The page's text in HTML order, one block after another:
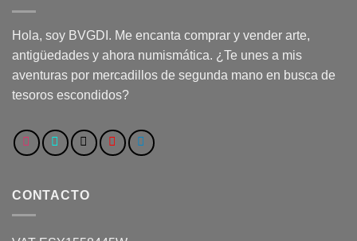
Hola, soy BVGDI. Me encanta comprar y vender arte,
antigüedades y ahora numismática. ¿Te unes a mis
aventuras por mercadillos de segunda mano en busca de
tesoros escondidos?
CONTACTO